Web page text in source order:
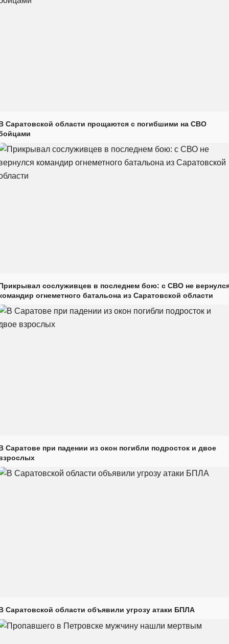
Саратовской области прощаются с погибшими на СВО
сослуживцев в последнем бою: с СВО не
огнеметного батальона из Саратовской области
Саратове при падении из окон погибли подросток и двое
Саратовской области объявили угрозу атаки БПЛА